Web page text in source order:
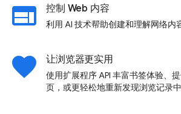
web 控制 Web 内容
利用 AI 技术帮助创建和理解网络内
favorite 让浏览器更实用
使用扩展程序 API 丰富书签体验、
页，或更轻松地重新发现浏览记录中